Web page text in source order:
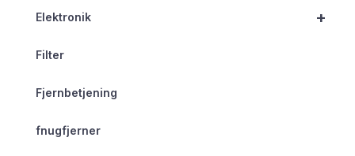
+
Elektronik
Filter
Fjernbetjening
fnugfjerner